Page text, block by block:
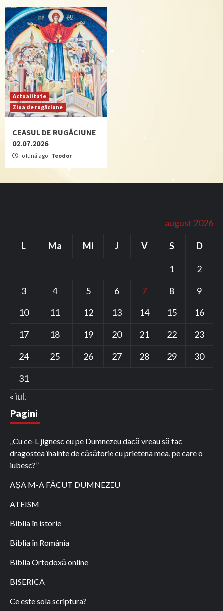
Actualitate
Ziua de rugăciune
CEASUL DE RUGĂCIUNE
02.07.2026
o lună ago Teodor
august 2026
L Ma Mi J V S D
1
2
3
4 5 6 7 8
9
10
11 12 13 14 15
16
17
18 19 20 21 22
23
24
25 26 27 28 29
30
31
« iul.
Pagini
„Cu ce-L jignesc eu pe Dumnezeu dacă vreau să fac
dragostea înainte de căsătorie cu prietena mea, pe care o
iubesc?”
AȘA M-A FĂCUT DUMNEZEU
ATEISM
Biblia în istorie
Biblia în România
Biblia Ortodoxă online
BISERICA
Ce este sola scriptura?